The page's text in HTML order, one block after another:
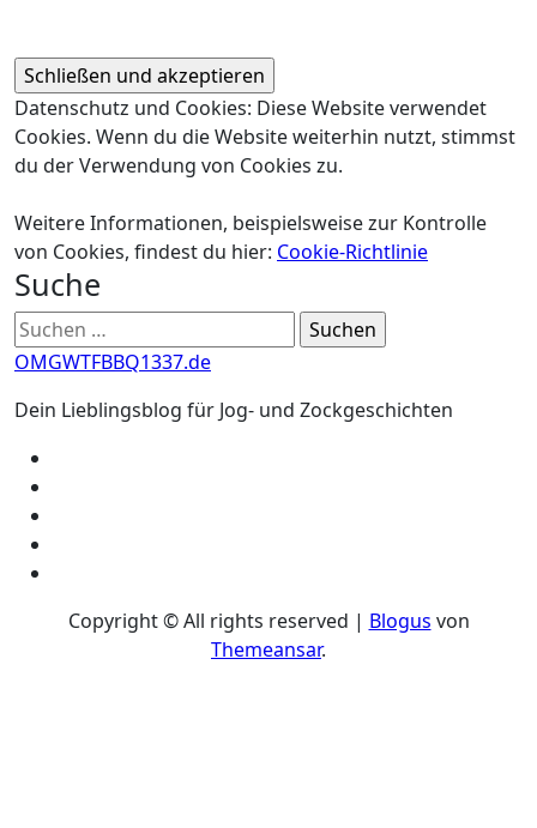
Datenschutz und Cookies: Diese Website verwendet
Cookies. Wenn du die Website weiterhin nutzt, stimmst
du der Verwendung von Cookies zu.
Weitere Informationen, beispielsweise zur Kontrolle
von Cookies, findest du hier: Cookie-Richtlinie
Suche
Suchen
nach:
OMGWTFBBQ1337.de
Dein Lieblingsblog für Jog- und Zockgeschichten
Copyright © All rights reserved | Blogus von
Themeansar.